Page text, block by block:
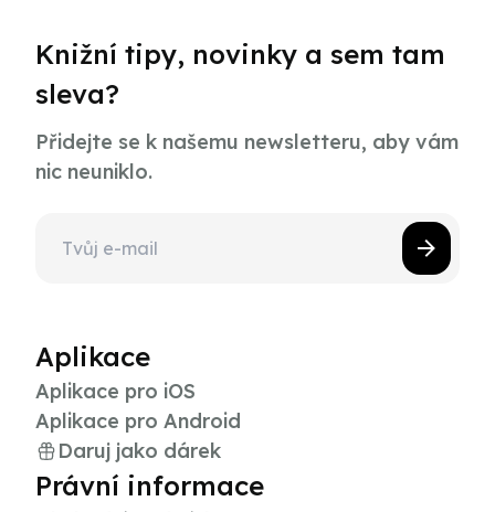
Knižní tipy, novinky a sem tam
sleva?
Přidejte se k našemu newsletteru, aby vám
nic neuniklo.
Aplikace
Aplikace pro iOS
Aplikace pro Android
Daruj jako dárek
Právní informace